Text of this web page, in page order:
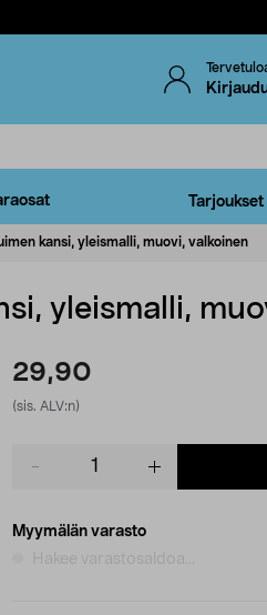
Tarjoukset
kansi, yleismalli, muovi, valkoinen
yleismalli,
29,90
(sis. ALV:n)
Myymälän varasto
Hakee varastosaldoa...